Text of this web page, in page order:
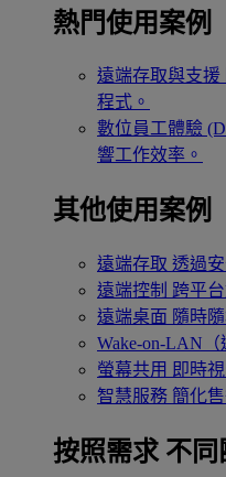
熱門使用案例
遠端存取與支援
程式。
數位員工體驗
響工作效率。
其他使用案例
遠端存取 透過
遠端控制 跨平
遠端桌面 隨時
Wake-on-LAN（
螢幕共用 即時
智慧服務 簡化
按照需求 不同